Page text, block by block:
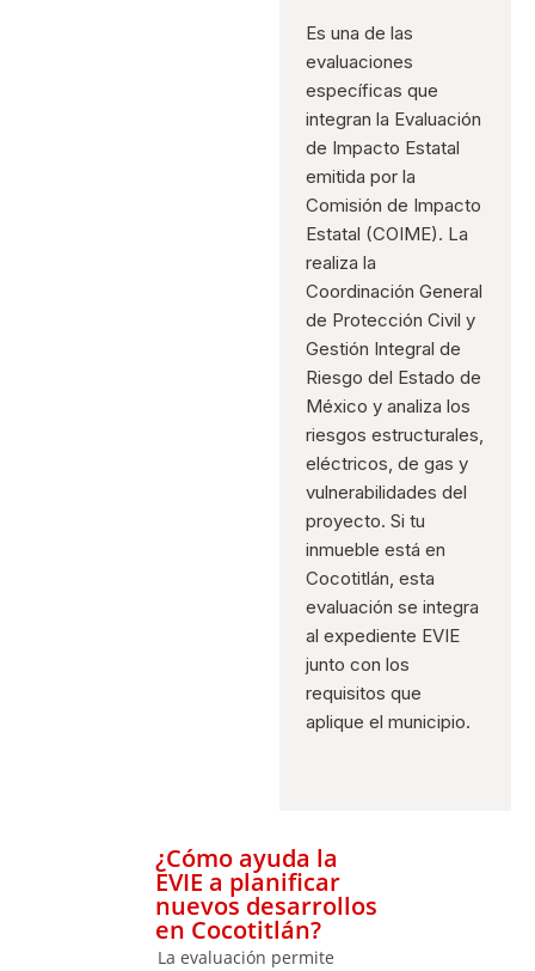
Es una de las
evaluaciones
específicas que
integran la Evaluación
de Impacto Estatal
emitida por la
Comisión de Impacto
Estatal (COIME). La
realiza la
Coordinación General
de Protección Civil y
Gestión Integral de
Riesgo del Estado de
México y analiza los
riesgos estructurales,
eléctricos, de gas y
vulnerabilidades del
proyecto. Si tu
inmueble está en
Cocotitlán, esta
evaluación se integra
al expediente EVIE
junto con los
requisitos que
aplique el municipio.
¿Cómo ayuda la
EVIE a planificar
nuevos desarrollos
en Cocotitlán?
La evaluación permite